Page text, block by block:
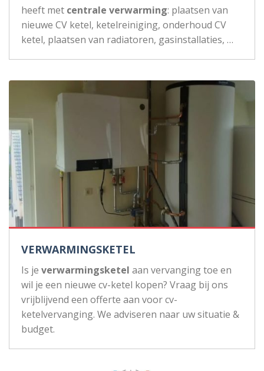
heeft met centrale verwarming: plaatsen van
nieuwe CV ketel, ketelreiniging, onderhoud CV
ketel, plaatsen van radiatoren, gasinstallaties, …
VERWARMINGSKETEL
Is je verwarmingsketel aan vervanging toe en
wil je een nieuwe cv-ketel kopen? Vraag bij ons
vrijblijvend een offerte aan voor cv-
ketelvervanging. We adviseren naar uw situatie &
budget.